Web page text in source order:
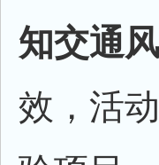
知交通风
效，活